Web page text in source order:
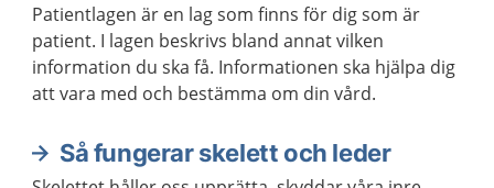
Patientlagen är en lag som finns för dig som är
patient. I lagen beskrivs bland annat vilken
information du ska få. Informationen ska hjälpa dig
att vara med och bestämma om din vård.
Så fungerar skelett och leder